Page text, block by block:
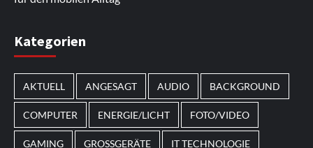
Im Laufe des Jahres erscheinen thematische
Spielautomaten mit passenden Designs. Im Bereich
vonMagneticslotskönnen solche saisonalen Slots
beispielsweise an Feiertage oder besondere Events
angepasst sein.
Kategorien
AKTUELL ANGESAGT AUDIO BACKGROUND
COMPUTER ENERGIE/LICHT FOTO/VIDEO
GAMING GROSSGERÄTE IT TECHNOLOGIE